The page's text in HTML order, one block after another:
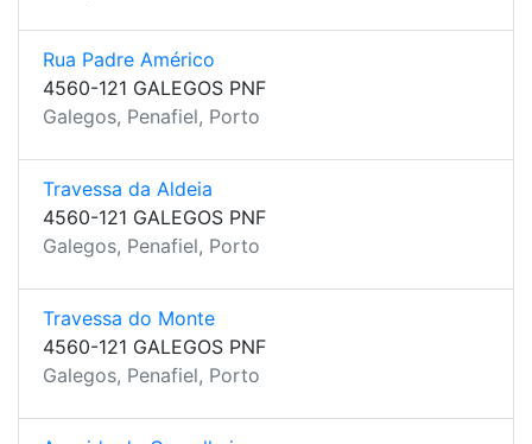
Rua Padre Américo
4560-121 GALEGOS PNF
Galegos, Penafiel, Porto
Travessa da Aldeia
4560-121 GALEGOS PNF
Galegos, Penafiel, Porto
Travessa do Monte
4560-121 GALEGOS PNF
Galegos, Penafiel, Porto